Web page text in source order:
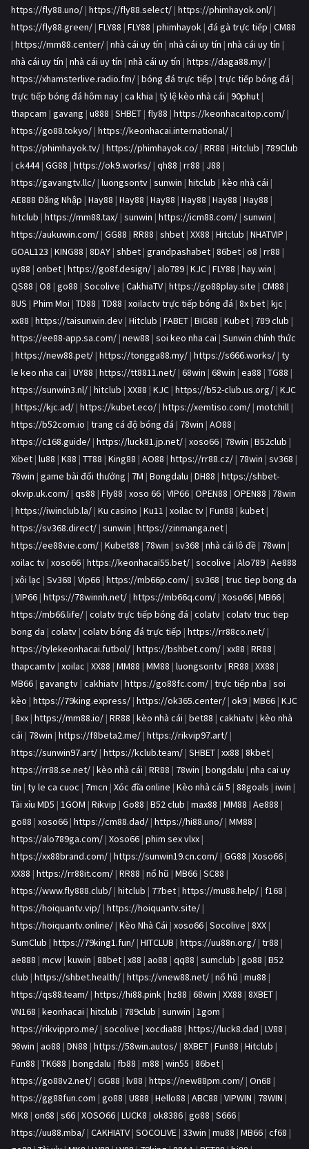
https://fly88.uno/ | https://fly88.select/ | https://phimhayok.onl/ |
https://fly88.green/ | FLY88 | FLY88 | phimhayok | đá gà trực tiếp | CM88
| https://mm88.center/ | nhà cái uy tín | nhà cái uy tín | nhà cái uy tín |
nhà cái uy tín | nhà cái uy tín | nhà cái uy tín | https://daga88.my/ |
https://xhamsterlive.radio.fm/ | bóng đá trực tiếp | trực tiếp bóng đá |
trực tiếp bóng đá hôm nay | ca khia | tỷ lệ kèo nhà cái | 90phut |
thapcam | gavang | u888 | SHBET | fly88 | https://keonhacaitop.com/ |
https://go88.tokyo/ | https://keonhacai.international/ |
https://phimhayok.tv/ | https://phimhayok.co/ | RR88 | Hitclub | 789Club
| ck444| GG88 | https://ok9.works/ | qh88 | rr88 | J88 |
https://gavangtv.llc/ | luongsontv | sunwin | hitclub | kèo nhà cái |
AE888 Đăng Nhập | Hay88 | Hay88 | Hay88 | Hay88 | Hay88 | Hay88 |
hitclub | https://mm88.tax/ | sunwin | https://icm88.com/ | sunwin |
https://aukuwin.com/ | GG88 | RR88 | shbet | XX88 | Hitclub | NHATVIP |
GOAL123 | KING88 | 8DAY | shbet | grandpashabet | 86bet | o8 | rr88 |
uy88 | onbet | https://go8f.design/ | alo789 | KJC | FLY88 | hay.win |
QS88 | O8 | go88 | Socolive | CakhiaTV | https://go88play.site | CM88 |
8US | Phim Moi | TD88 | TD88 | xoilactv trực tiếp bóng đá | 8x bet | kjc |
xx88 | https://taisunwin.dev | Hitclub | FABET | BIG88 | Kubet | 789 club |
https://ee88-app.sa.com/ | new88 | soi keo nha cai | Sunwin chính thức
| https://new88.pet/ | https://tongga88.my/ | https://s666.works/ | ty
le keo nha cai | UY88 | https://tt8811.net/ | 68win | 68win | ea88 | TG88 |
https://sunwin3.nl/ | hitclub | XX88 | KJC | https://b52-club.us.org/ | KJC
| https://kjc.ad/ | https://kubet.eco/ | https://xemtiso.com/ | motchill |
https://b52com.io | trang cá độ bóng đá | 78win | AO88 |
https://c168.guide/ | https://luck81.jp.net/ | xoso66 | 78win | B52club |
Xibet | lu88 | K88 | TT88 | King88 | AO88 | https://rr88.cz/ | 78win | sv368 |
78win | game bài đổi thưởng | 7M | Bongdalu | DH88 | https://shbet-
okvip.uk.com/ | qs88 | Fly88 | xoso 66 | VIP66 | OPEN88 | OPEN88 | 78win
| https://iwinclub.la/ | Ku casino | Ku11 | xoilac tv | Fun88 | kubet |
https://sv368.direct/ | sunwin | https://zinmanga.net |
https://ee88vie.com/ | Kubet88 | 78win | sv368 | nhà cái lô đề | 78win |
xoilac tv | xoso66 | https://keonhacai55.bet/ | socolive | Alo789 | Ae888
| xôi lạc | Sv368 | Vip66 | https://mb66p.com/ | sv368 | truc tiep bong da
| VIP66 | https://78winnh.net/ | https://mb66q.com/ | Xoso66 | MB66 |
https://mb66.life/ | colatv trực tiếp bóng đá | colatv | colatv truc tiep
bong da | colatv | colatv bóng đá trực tiếp | https://rr88co.net/ |
https://tylekeonhacai.futbol/ | https://bshbet.com/ | xx88 | RR88 |
thapcamtv | xoilac | XX88 | MM88 | MM88 | luongsontv | RR88 | XX88 |
MB66 | gavangtv | cakhiatv | https://go88fc.com/ | trực tiếp nba | soi
kèo | https://79king.express/ | https://ok365.center/ | ok9 | MB66 | KJC
| 8xx | https://mm88.io/ | RR88 | kèo nhà cái | bet88 | cakhiatv | kèo nhà
cái | 78win | https://f8beta2.me/ | https://rikvip97.art/ |
https://sunwin97.art/ | https://kclub.team/ | SHBET | xx88 | 8kbet |
https://rr88.se.net/ | kèo nhà cái | RR88 | 78win | bongdalu | nha cai uy
tin | ty le ca cuoc | 7mcn | Xóc đĩa online | Kèo nhà cái 5 | 88goals | iwin |
Tài xỉu MD5 | 1GOM | Rikvip | Go88 | B52 club | max88 | MM88 | Ae888 |
go88 | xoso66 | https://cm88.dad/ | https://hi88.uno/ | MM88 |
https://alo789ga.com/ | Xoso66 | phim sex vlxx |
https://xx88brand.com/ | https://sunwin19.cn.com/ | GG88 | Xoso66 |
XX88 | https://rr88it.com/ | RR88 | nổ hũ | MB66 | SC88 |
https://www.fly888.club/ | hitclub | 77bet | https://mu88.help/ | f168 |
https://hoiquantv.vip/ | https://hoiquantv.site/ |
https://hoiquantv.online/ | Kèo Nhà Cái | xoso66 | Socolive | 8XX |
SumClub | https://79king1.fun/ | HITCLUB | https://uu88n.org/ | tr88 |
ae888 | mcw | kuwin | 88bet | x88 | ao88 | qq88 | sumclub | go88 | B52
club | https://shbet.health/ | https://vnew88.net/ | nổ hũ | mu88 |
https://qs88.team/ | https://hi88.pink | hz88 | 68win | XX88 | 8XBET |
VN168 | keonhacai | hitclub | 789club | sunwin | 1gom |
https://rikvippro.me/ | socolive | xocdia88 | https://luck8.dad | LV88 |
98win | ao88 | DN88 | https://58win.autos/ | 8XBET | Fun88 | Hitclub |
Fun88 | TK688 | bongdalu | fb88 | m88 | win55 | 86bet |
https://go88v2.net/ | GG88 | lv88 | https://new88pm.com/ | On68 |
https://gg88fun.com | go88 | U888 | Hello88 | ABC88 | VIPWIN | 78WIN |
MK8 | on68 | s66 | XOSO66 | LUCK8 | ok8386 | go88 | S666 |
https://uu88.mba/ | CAKHIATV | SOCOLIVE | 33win | mu88 | MB66 | cf68 |